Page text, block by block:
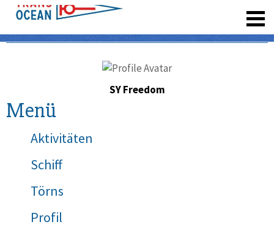
SY Freedom
Menü
Aktivitäten
Schiff
Törns
Profil